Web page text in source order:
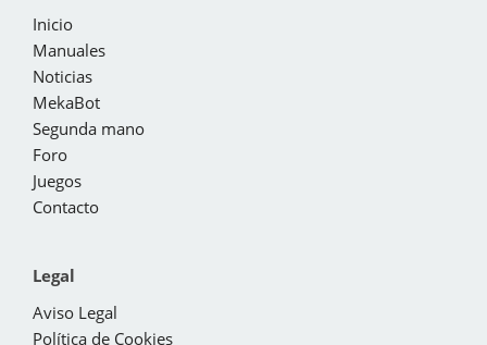
Inicio
Manuales
Noticias
MekaBot
Segunda mano
Foro
Juegos
Contacto
Legal
Aviso Legal
Política de Cookies